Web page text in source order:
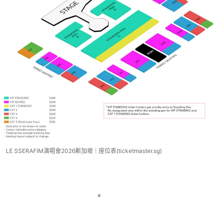
LE SSERAFIM演唱會2026新加坡｜座位表(ticketmaster.sg)